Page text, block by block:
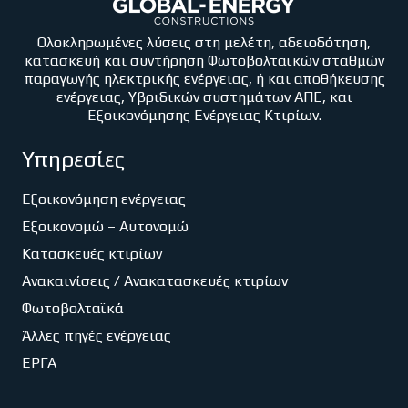
Ολοκληρωμένες λύσεις στη μελέτη, αδειοδότηση,
κατασκευή και συντήρηση Φωτοβολταϊκών σταθμών
παραγωγής ηλεκτρικής ενέργειας, ή και αποθήκευσης
ενέργειας, Υβριδικών συστημάτων ΑΠΕ, και
Εξοικονόμησης Ενέργειας Κτιρίων.
Υπηρεσίες
Εξοικονόμηση ενέργειας
Εξοικονομώ – Αυτονομώ
Κατασκευές κτιρίων
Ανακαινίσεις / Ανακατασκευές κτιρίων
Φωτοβολταϊκά
Άλλες πηγές ενέργειας
ΕΡΓΑ